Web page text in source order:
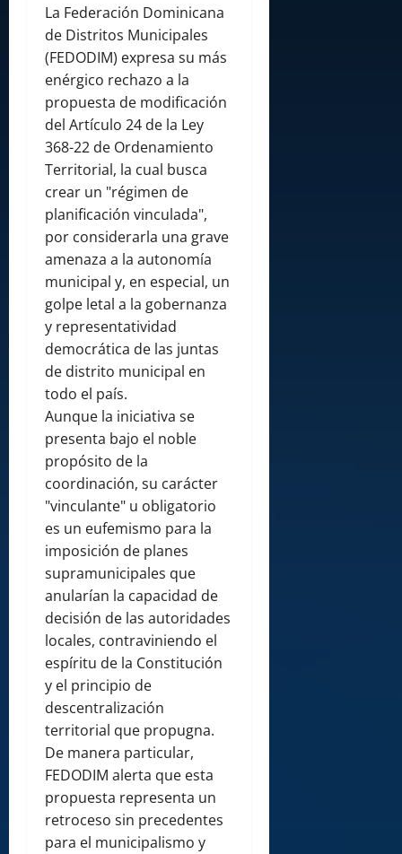
La Federación Dominicana
de Distritos Municipales
(FEDODIM) expresa su más
enérgico rechazo a la
propuesta de modificación
del Artículo 24 de la Ley
368-22 de Ordenamiento
Territorial, la cual busca
crear un "régimen de
planificación vinculada",
por considerarla una grave
amenaza a la autonomía
municipal y, en especial, un
golpe letal a la gobernanza
y representatividad
democrática de las juntas
de distrito municipal en
todo el país.
Aunque la iniciativa se
presenta bajo el noble
propósito de la
coordinación, su carácter
"vinculante" u obligatorio
es un eufemismo para la
imposición de planes
supramunicipales que
anularían la capacidad de
decisión de las autoridades
locales, contraviniendo el
espíritu de la Constitución
y el principio de
descentralización
territorial que propugna.
De manera particular,
FEDODIM alerta que esta
propuesta representa un
retroceso sin precedentes
para el municipalismo y